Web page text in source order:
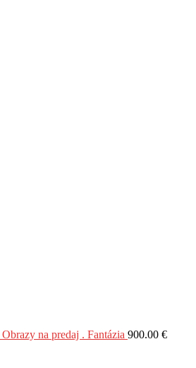
Obrazy na predaj . Fantázia 900.00 €